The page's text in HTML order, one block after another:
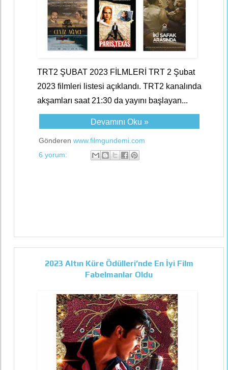
TRT2 ŞUBAT 2023 FİLMLERİ TRT 2 Şubat
2023 filmleri listesi açıklandı. TRT2 kanalında
akşamları saat 21:30 da yayını başlayan...
Devamını Oku »
Gönderen www.filmgundemi.com
6 yorum:
2023 Altın Küre Ödülleri’nde En İyi Film
Fabelmanlar Oldu